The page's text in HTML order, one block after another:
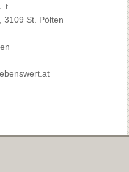
t.
3109 St. Pölten